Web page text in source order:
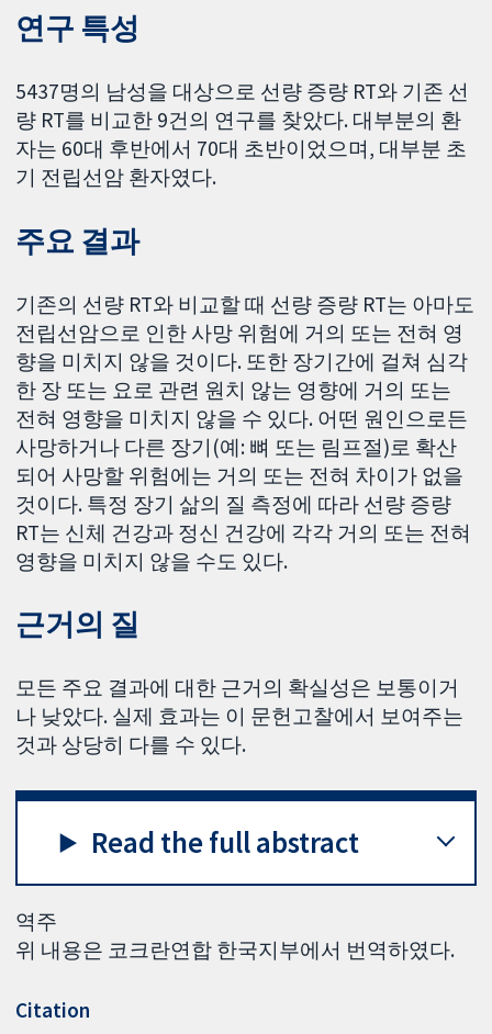
연구 특성
5437명의 남성을 대상으로 선량 증량 RT와 기존 선
량 RT를 비교한 9건의 연구를 찾았다. 대부분의 환
자는 60대 후반에서 70대 초반이었으며, 대부분 초
기 전립선암 환자였다.
주요 결과
기존의 선량 RT와 비교할 때 선량 증량 RT는 아마도
전립선암으로 인한 사망 위험에 거의 또는 전혀 영
향을 미치지 않을 것이다. 또한 장기간에 걸쳐 심각
한 장 또는 요로 관련 원치 않는 영향에 거의 또는
전혀 영향을 미치지 않을 수 있다. 어떤 원인으로든
사망하거나 다른 장기(예: 뼈 또는 림프절)로 확산
되어 사망할 위험에는 거의 또는 전혀 차이가 없을
것이다. 특정 장기 삶의 질 측정에 따라 선량 증량
RT는 신체 건강과 정신 건강에 각각 거의 또는 전혀
영향을 미치지 않을 수도 있다.
근거의 질
모든 주요 결과에 대한 근거의 확실성은 보통이거
나 낮았다. 실제 효과는 이 문헌고찰에서 보여주는
것과 상당히 다를 수 있다.
Read the full abstract
역주
위 내용은 코크란연합 한국지부에서 번역하였다.
Citation